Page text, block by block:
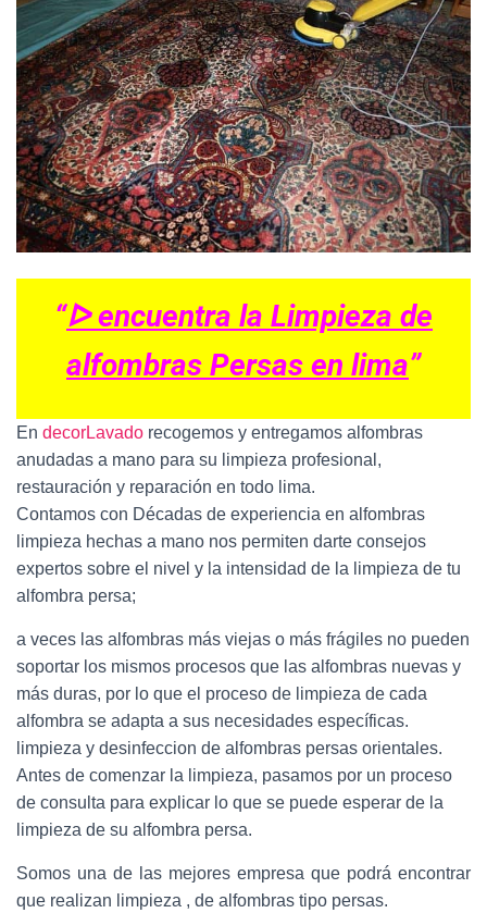
“ᐅ encuentra la Limpieza de
alfombras Persas en lima”
En decorLavado recogemos y entregamos alfombras
anudadas a mano para su limpieza profesional,
restauración y reparación en todo lima.
Contamos con Décadas de experiencia en alfombras
limpieza hechas a mano nos permiten darte consejos
expertos sobre el nivel y la intensidad de la limpieza de tu
alfombra persa;
a veces las alfombras más viejas o más frágiles no pueden
soportar los mismos procesos que las alfombras nuevas y
más duras, por lo que el proceso de limpieza de cada
alfombra se adapta a sus necesidades específicas.
limpieza y desinfeccion de alfombras persas orientales.
Antes de comenzar la limpieza, pasamos por un proceso
de consulta para explicar lo que se puede esperar de la
limpieza de su alfombra persa.
Somos una de las mejores empresa que podrá encontrar
que realizan limpieza , de alfombras tipo persas.